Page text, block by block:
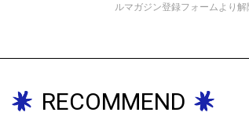
ルマガジン登録フォームより解
RECOMMEND